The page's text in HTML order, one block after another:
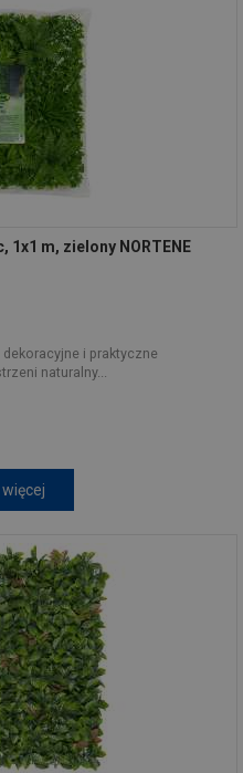
m, zielony NORTENE
dekoracyjne i praktyczne
naturalny...